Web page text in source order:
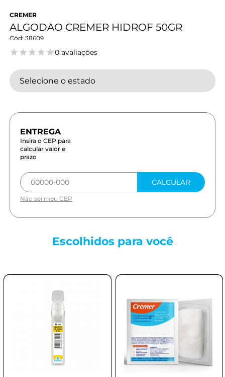
CREMER
ALGODAO CREMER HIDROF 50GR
38609
0 avaliações
Selecione o estado
Insira o CEP para
calcular valor e
prazo
CALCULAR
Não sei meu CEP
Escolhidos para você